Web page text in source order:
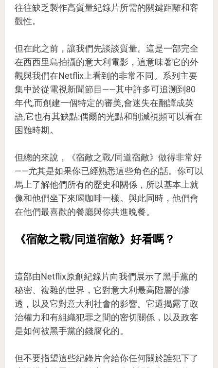
往往缺乏製作高質量紀錄片所需的關鍵距離和客
觀性。
但在此之前，讓我們先談談質量。這是一部完全
在西西里島拍攝的意大利電影，這意味著它的外
觀與我們在Netflix上看到的非常不同。系列主要
集中於從電視新聞節目——其中許多可追溯到80
年代,而創建一個特定的審美,會迷失在翻譯成英
語,它也有其缺點:偶爾的光點和削減視頻可以看在
困難時期。
但總的來說，《宿敵之戰/同道宿敵》做得非常好
——尤其是如果你已經熟悉這些角色的話。你可以
馬上了解他們所有的歷史和關係，所以基本上就
像和他們坐下來喝咖啡一樣。與此同時，他們會
在他們最喜歡的餐廳與你共進晚餐。
《宿敵之戰/同道宿敵》好看嗎？
這部由Netflix原創紀錄片向我們展示了黑手黨的
秘密、複雜的世界，它對意大利最高階層的滲
透，以及它對意大利社會的影響。它還揭露了政
治權力和有組織犯罪之間的密切關係，以及政客
是如何被黑手黨的錢腐化的。
但不要指望這些紀錄片會給你任何關於誰犯下了